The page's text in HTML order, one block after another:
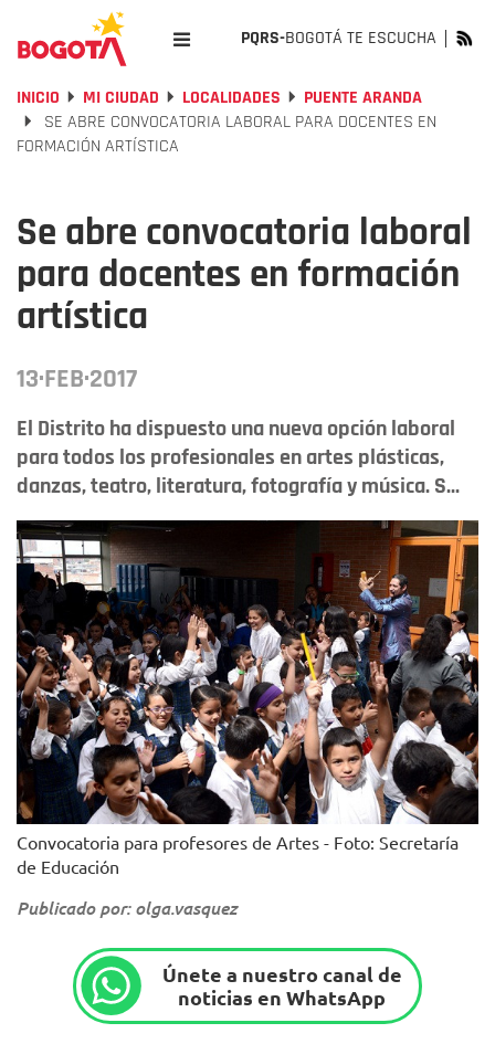
PQRS-BOGOTÁ TE ESCUCHA
INICIO MI CIUDAD LOCALIDADES
PUENTE ARANDA
SE ABRE CONVOCATORIA LABORAL PARA DOCENTES EN
FORMACIÓN ARTÍSTICA
Se abre convocatoria laboral
para docentes en formación
artística
13·FEB·2017
El Distrito ha dispuesto una nueva opción laboral
para todos los profesionales en artes plásticas,
danzas, teatro, literatura, fotografía y música. S...
Convocatoria para profesores de Artes - Foto: Secretaría
de Educación
Publicado por: olga.vasquez
Únete a nuestro canal de
noticias en WhatsApp